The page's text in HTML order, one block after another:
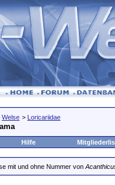
Welse > Loricariidae
Hilfe
mit und ohne Nummer von